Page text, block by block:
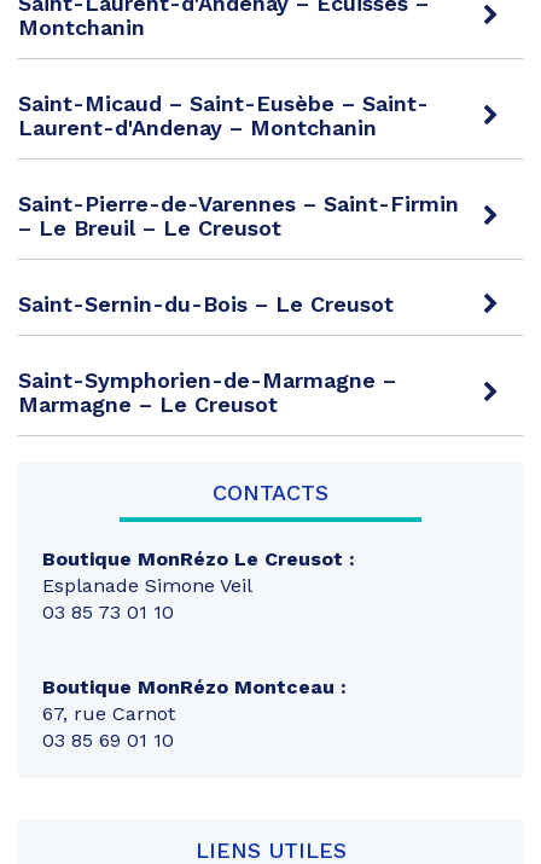
Montchanin
Saint-Micaud – Saint-Eusèbe – Saint-
Laurent-d'Andenay – Montchanin
Saint-Pierre-de-Varennes – Saint-Firmin
– Le Breuil – Le Creusot
Saint-Sernin-du-Bois – Le Creusot
Saint-Symphorien-de-Marmagne –
Marmagne – Le Creusot
CONTACTS
Boutique MonRézo Le Creusot :
Esplanade Simone Veil
03 85 73 01 10
Boutique MonRézo Montceau :
67, rue Carnot
03 85 69 01 10
LIENS UTILES